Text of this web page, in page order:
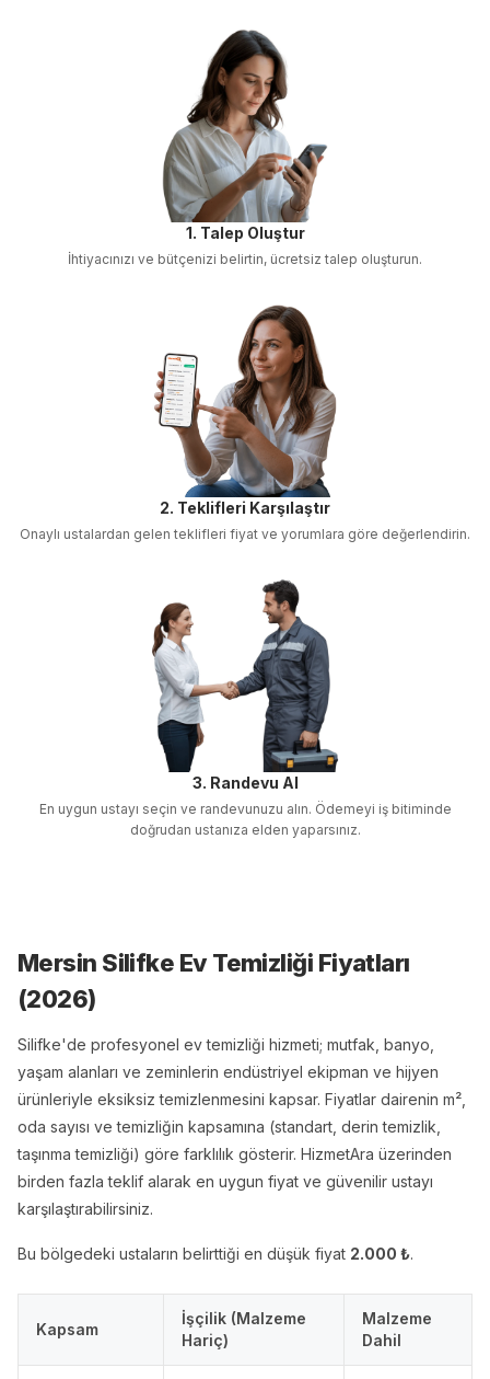
1. Talep Oluştur
İhtiyacınızı ve bütçenizi belirtin, ücretsiz talep oluşturun.
2. Teklifleri Karşılaştır
Onaylı ustalardan gelen teklifleri fiyat ve yorumlara göre değerlendirin.
3. Randevu Al
En uygun ustayı seçin ve randevunuzu alın. Ödemeyi iş bitiminde
doğrudan ustanıza elden yaparsınız.
Mersin Silifke Ev Temizliği Fiyatları
(2026)
Silifke'de profesyonel ev temizliği hizmeti; mutfak, banyo,
yaşam alanları ve zeminlerin endüstriyel ekipman ve hijyen
ürünleriyle eksiksiz temizlenmesini kapsar. Fiyatlar dairenin m²,
oda sayısı ve temizliğin kapsamına (standart, derin temizlik,
taşınma temizliği) göre farklılık gösterir. HizmetAra üzerinden
birden fazla teklif alarak en uygun fiyat ve güvenilir ustayı
karşılaştırabilirsiniz.
Bu bölgedeki ustaların belirttiği en düşük fiyat 2.000 ₺.
Kapsam
İşçilik (Malzeme
Hariç)
Malzeme
Dahil